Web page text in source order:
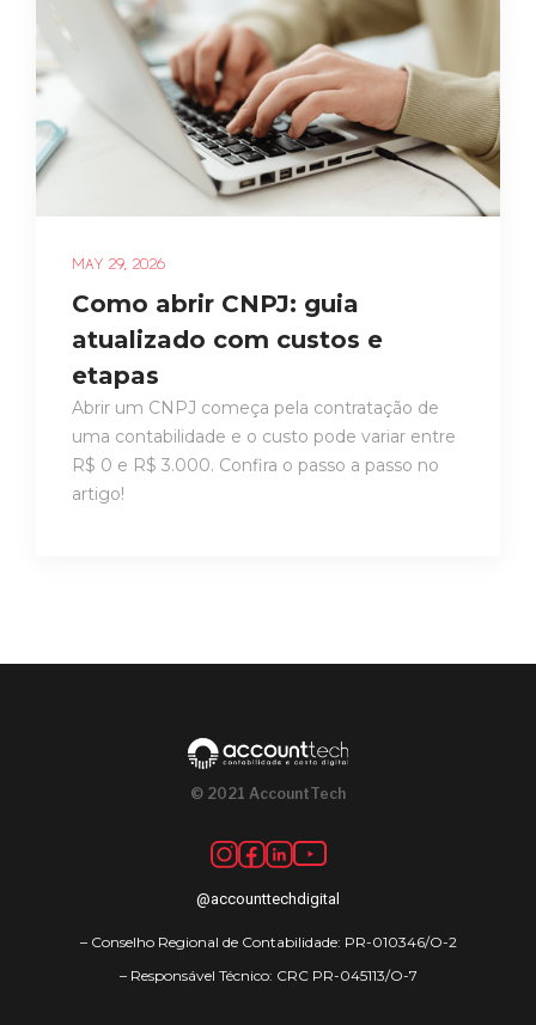
MAY 29, 2026
Como abrir CNPJ: guia
atualizado com custos e
etapas
Abrir um CNPJ começa pela contratação de
uma contabilidade e o custo pode variar entre
R$ 0 e R$ 3.000. Confira o passo a passo no
artigo!
© 2021 AccountTech
@accounttechdigital
– Conselho Regional de Contabilidade: PR-010346/O-2
– Responsável Técnico: CRC PR-045113/O-7